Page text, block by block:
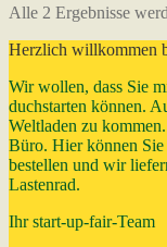
Alle 2 Ergebnisse
Herzlich willkommen
Wir wollen, dass Sie
duchstarten können.
Weltladen zu
Büro. Hier können
bestellen und wir
Lastenrad.
Ihr start-up-fair-Team